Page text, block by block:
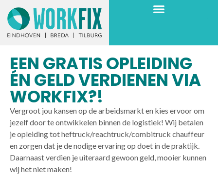
EEN GRATIS OPLEIDING
ÉN GELD VERDIENEN VIA
WORKFIX?!
Vergroot jou kansen op de arbeidsmarkt en kies ervoor om
jezelf door te ontwikkelen binnen de logistiek! Wij betalen
je opleiding tot heftruck/reachtruck/combitruck chauffeur
en zorgen dat je de nodige ervaring op doet in de praktijk.
Daarnaast verdien je uiteraard gewoon geld, mooier kunnen
wij het niet maken!